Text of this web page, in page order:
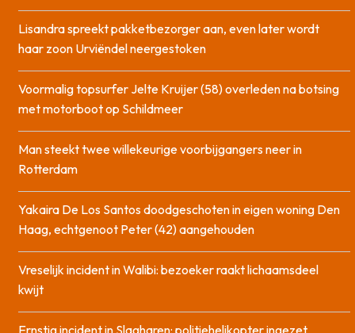
Lisandra spreekt pakketbezorger aan, even later wordt
haar zoon Urviëndel neergestoken
Voormalig topsurfer Jelte Kruijer (58) overleden na botsing
met motorboot op Schildmeer
Man steekt twee willekeurige voorbijgangers neer in
Rotterdam
Yakaira De Los Santos doodgeschoten in eigen woning Den
Haag, echtgenoot Peter (42) aangehouden
Vreselijk incident in Walibi: bezoeker raakt lichaamsdeel
kwijt